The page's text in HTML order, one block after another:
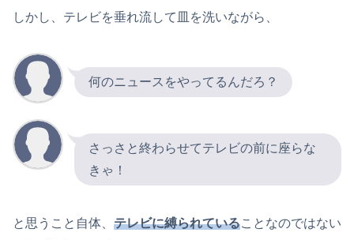
しかし、テレビを垂れ流して皿を洗いながら、
何のニュースをやってるんだろ？
さっさと終わらせてテレビの前に座らな
きゃ！
と思うこと自体、 テレビに縛られていることなのではない